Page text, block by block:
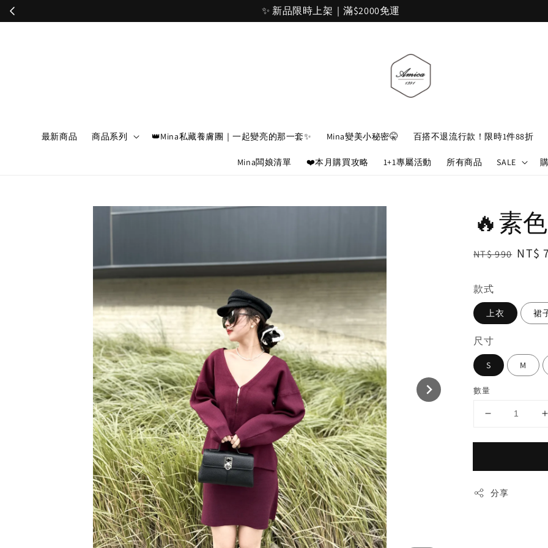
加入官網會員，立即折 $100
最新商品 商品系列 👑Mina私藏養膚團｜一起變亮的那一套✨ Mina變美小秘密🤫 百搭不退流行款！限時1件88折
Mina闆娘清單 ❤️本月購買攻略 1+1專屬活動 所有商品 SALE
🔥素
Regular
NT$ 990 Sale
NT$
款式
上衣 裙
尺寸
S M
數量
分享